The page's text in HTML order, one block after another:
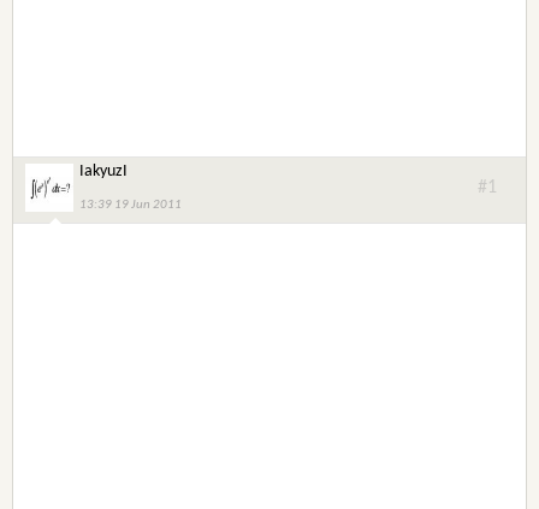
IakyuzI
13:39 19 Jun 2011
#1